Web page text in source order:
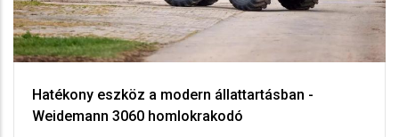
Hatékony eszköz a modern állattartásban -
Weidemann 3060 homlokrakodó